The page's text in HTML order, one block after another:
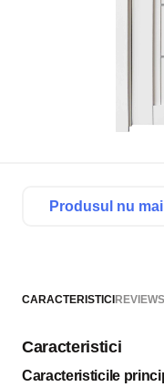
Produsul nu
CARACTERISTICI REVIEWS
Caracteristici
Caracteristicile